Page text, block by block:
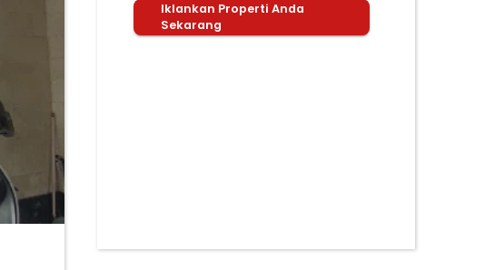
Iklankan Properti Anda
Sekarang